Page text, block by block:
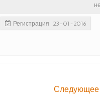
Регистрация: 23-01-2016
Следующее